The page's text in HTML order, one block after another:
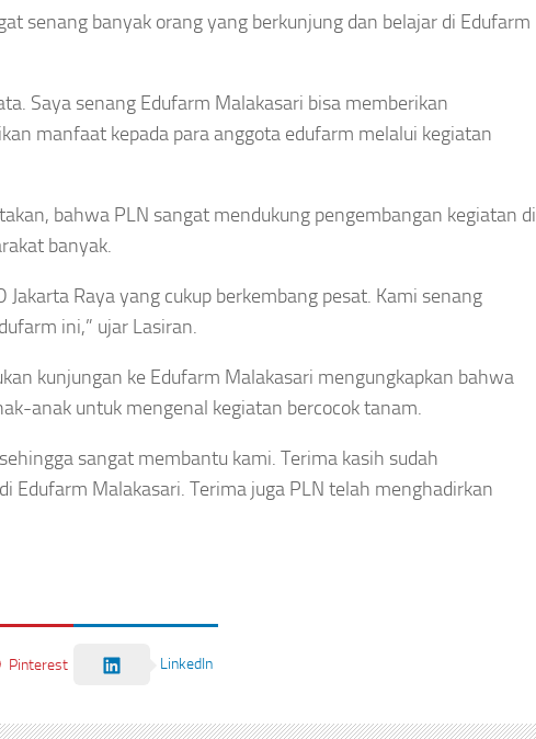
senang banyak orang yang berkunjung dan belajar di Edufarm
Saya senang Edufarm Malakasari bisa memberikan
manfaat kepada para anggota edufarm melalui kegiatan
bahwa PLN sangat mendukung pengembangan kegiatan di
banyak.
Raya yang cukup berkembang pesat. Kami senang
ini,” ujar Lasiran.
kunjungan ke Edufarm Malakasari mengungkapkan bahwa
anak untuk mengenal kegiatan bercocok tanam.
sangat membantu kami. Terima kasih sudah
Malakasari. Terima juga PLN telah menghadirkan
Pinterest LinkedIn